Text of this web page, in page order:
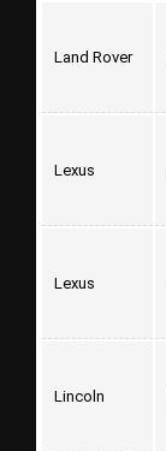
Land Rover
Lexus
Lexus
Lincoln